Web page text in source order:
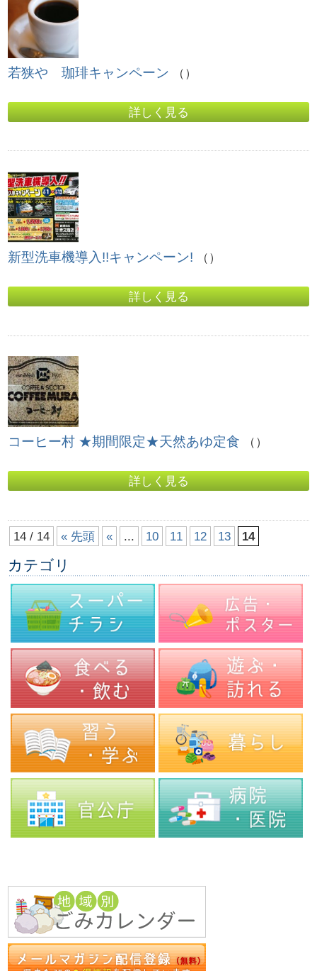
若狭や 珈琲キャンペーン （）
詳しく見る
新型洗車機導入!!キャンペーン! （）
詳しく見る
コーヒー村 ★期間限定★天然あゆ定食 （）
詳しく見る
14 / 14 « 先頭 « ... 10 11 12 13 14
カテゴリ